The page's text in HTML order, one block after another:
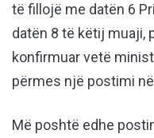
të fillojë me datën 6
datën 8 të këtij muaji,
konfirmuar vetë
përmes një postimi
Më poshtë edhe